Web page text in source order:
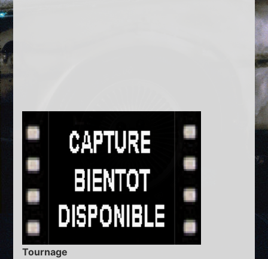
Tournage